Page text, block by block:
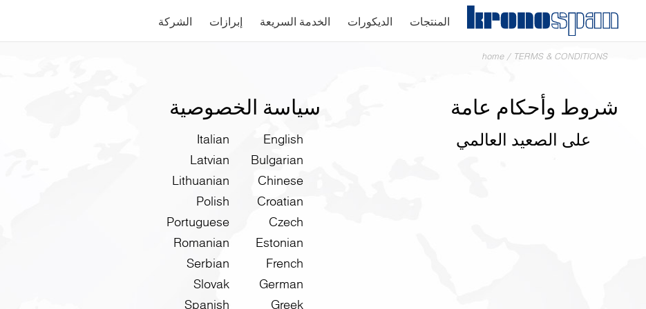
المنتجات الديكورات الخدمة السريعة إبرازات الشركة
home / TERMS & CONDITIONS
شروط وأحكام عامة
على الصعيد العالمي
سياسة الخصوصية
English
Bulgarian
Chinese
Croatian
Czech
Estonian
French
German
Greek
Italian
Latvian
Lithuanian
Polish
Portuguese
Romanian
Serbian
Slovak
Spanish